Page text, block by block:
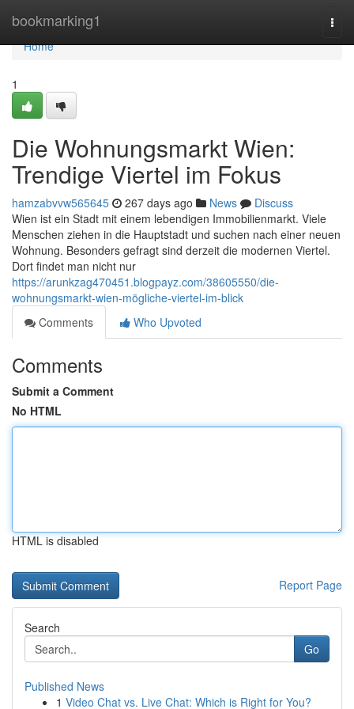
bookmarking1
Home
Home
1
Die Wohnungsmarkt Wien:
Trendige Viertel im Fokus
hamzabvvw565645 267 days ago News
Discuss
Wien ist ein Stadt mit einem lebendigen Immobilienmarkt. Viele
Menschen ziehen in die Hauptstadt und suchen nach einer neuen
Wohnung. Besonders gefragt sind derzeit die modernen Viertel.
Dort findet man nicht nur
https://arunkzag470451.blogpayz.com/38605550/die-
wohnungsmarkt-wien-mögliche-viertel-im-blick
Comments
Who Upvoted
Comments
Submit a Comment
No HTML
HTML is disabled
Report Page
Search
Go
Published News
1 Video Chat vs. Live Chat: Which is Right for You?